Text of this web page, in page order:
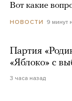
Вот какие
НОВОСТИ 9 минут
Партия
«Яблоко» с
3 часа назад